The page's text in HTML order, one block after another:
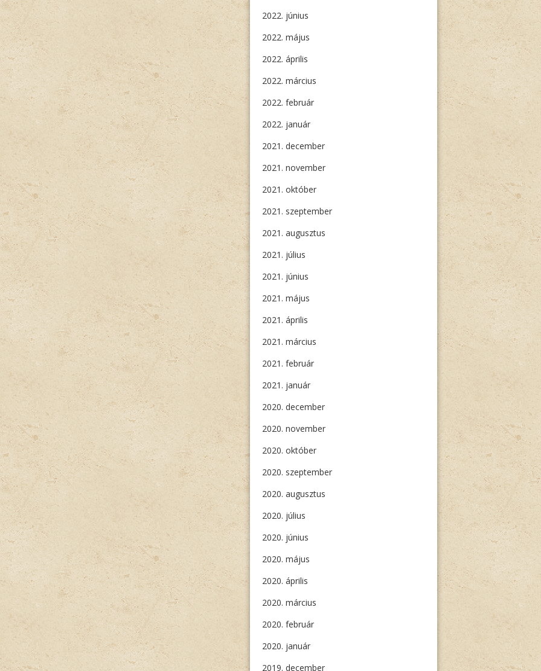
2022. június
2022. május
2022. április
2022. március
2022. február
2022. január
2021. december
2021. november
2021. október
2021. szeptember
2021. augusztus
2021. július
2021. június
2021. május
2021. április
2021. március
2021. február
2021. január
2020. december
2020. november
2020. október
2020. szeptember
2020. augusztus
2020. július
2020. június
2020. május
2020. április
2020. március
2020. február
2020. január
2019. december